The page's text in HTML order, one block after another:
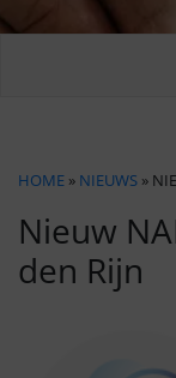
HOME » NIEUWS »
Nieuw
den Rijn